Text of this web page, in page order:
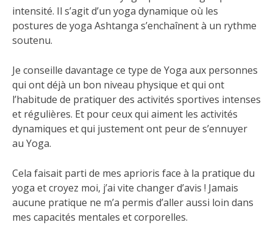
intensité. Il s’agit d’un yoga dynamique où les
postures de yoga Ashtanga s’enchaînent à un rythme
soutenu.
Je conseille davantage ce type de Yoga aux personnes
qui ont déjà un bon niveau physique et qui ont
l’habitude de pratiquer des activités sportives intenses
et régulières. Et pour ceux qui aiment les activités
dynamiques et qui justement ont peur de s’ennuyer
au Yoga.
Cela faisait parti de mes aprioris face à la pratique du
yoga et croyez moi, j’ai vite changer d’avis ! Jamais
aucune pratique ne m’a permis d’aller aussi loin dans
mes capacités mentales et corporelles.